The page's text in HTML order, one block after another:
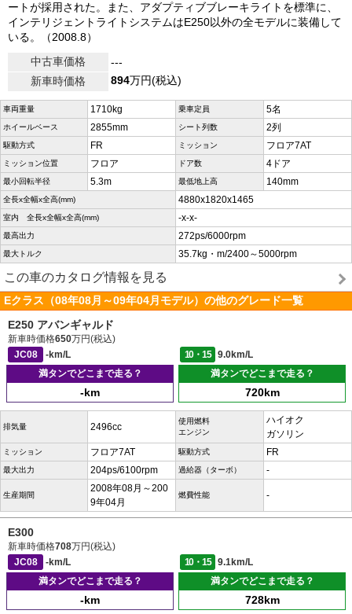
ートが採用された。また、アダプティブブレーキライトを標準に、
インテリジェントライトシステムはE250以外の全モデルに装備して
いる。（2008.8）
中古車価格
---
新車時価格
894万円(税込)
車両重量 1710kg 乗車定員 5名
ホイールベース 2855mm シート列数 2列
駆動方式 FR ミッション フロア7AT
ミッション位置 フロア ドア数 4ドア
最小回転半径 5.3m 最低地上高 140mm
全長x全幅x全高(mm) 4880x1820x1465
室内 全長x全幅x全高(mm) -x-x-
最高出力 272ps/6000rpm
最大トルク 35.7kg・m/2400～5000rpm
この車のカタログ情報を見る
Eクラス（08年08月～09年04月モデル）の他のグレード一覧
E250 アバンギャルド
新車時価格650万円(税込)
JC08
-km/L 10・15
9.0km/L
満タンでどこまで走る？
-km
満タンでどこまで走る？
720km
排気量 2496cc
使用燃料
エンジン
ハイオク
ガソリン
ミッション フロア7AT 駆動方式 FR
最大出力 204ps/6100rpm 過給器（ターボ） -
生産期間
2008年08月～200
9年04月
燃費性能 -
E300
新車時価格708万円(税込)
JC08
-km/L 10・15
9.1km/L
満タンでどこまで走る？
-km
満タンでどこまで走る？
728km